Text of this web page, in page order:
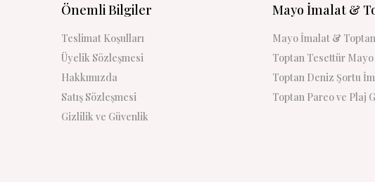
Önemli Bilgiler
Teslimat Koşulları
Üyelik Sözleşmesi
Hakkımızda
Satış Sözleşmesi
Gizlilik ve Güvenlik
Mayo İmalat &
Mayo İmalat & Toptan
Toptan Tesettür Mayo
Toptan Deniz Şortu
Toptan Pareo ve Plaj